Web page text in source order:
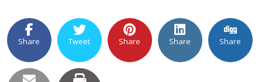
Share Tweet Share Share Share